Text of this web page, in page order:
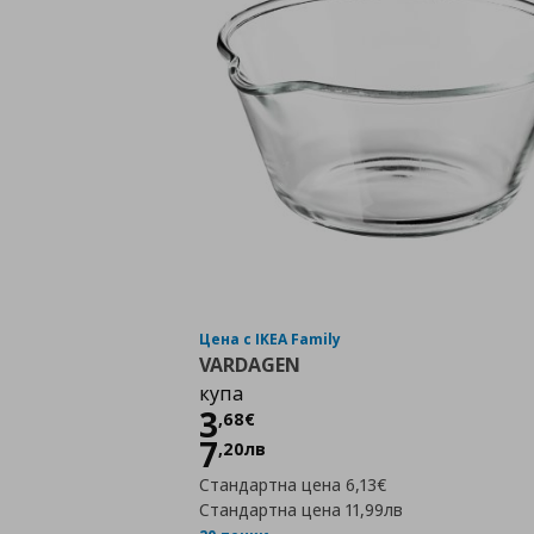
Цена с IKEA Family
VARDAGEN
купа
3,68€
Цена
7,20лв
Стандартна цена6,13€
Стандартна цена11,99лв